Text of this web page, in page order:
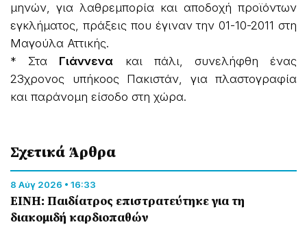
μηνών, για λαθρεμπορία και αποδοχή προϊόντων
εγκλήματος, πράξεις που έγιναν την 01-10-2011 στη
Μαγούλα Αττικής.
* Στα Γιάννενα και πάλι, συνελήφθη ένας
23χρονος υπήκοος Πακιστάν, για πλαστογραφία
και παράνομη είσοδο στη χώρα.
Σχετικά Άρθρα
8 Αύγ 2026 • 16:33
ΕΙΝΗ: Παιδίατρος επιστρατεύτηκε για τη
διακομιδή καρδιοπαθών